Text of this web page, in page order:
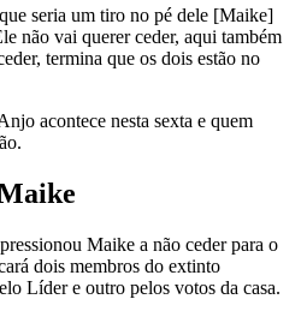
seria um tiro no pé dele [Maike]
não vai querer ceder, aqui também
termina que os dois estão no
acontece nesta sexta e quem
pressionou Maike a não ceder para o
dois membros do extinto
Líder e outro pelos votos da casa.